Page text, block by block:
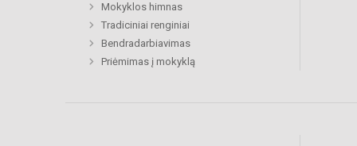
Mokyklos himnas
Tradiciniai renginiai
Bendradarbiavimas
Priėmimas į mokyklą